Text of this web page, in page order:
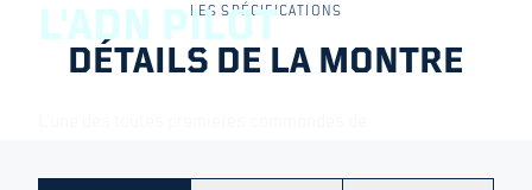
L'ADN PILOT
Royal Norwegian Air Force, un garde-temps créé pour des
LES SPÉCIFICATIONS
DÉTAILS DE LA MONTRE